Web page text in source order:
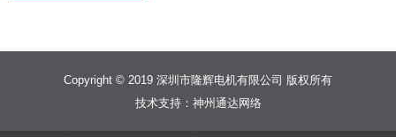
Copyright © 2019 深圳市隆辉电机有限公司 版权所有
技术支持： 神州通达网络